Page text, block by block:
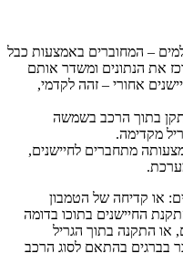
– המחוברים באמצעות כבל
את הנתונים ומשדר אותם
אחורי – זהה לקדמי,
הרכב בשמשה
מתחברים לחיישנים,
של הטמבון
בתוכו בדומה
בתוך הגריל
בהתאם לסוג הרכב